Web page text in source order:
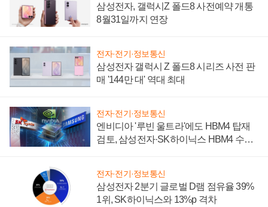
삼성전자, 갤럭시Z 폴드8 사전예약 개통
8월31일까지 연장
전자·전기·정보통신
삼성전자 갤럭시 Z 폴드8 시리즈 사전 판
매 '144만 대' 역대 최대
전자·전기·정보통신
엔비디아 '루빈 울트라'에도 HBM4 탑재
검토, 삼성전자·SK하이닉스 HBM4 수율
전자·전기·정보통신
삼성전자 2분기 글로벌 D램 점유율 39%
1위, SK하이닉스와 13%p 격차